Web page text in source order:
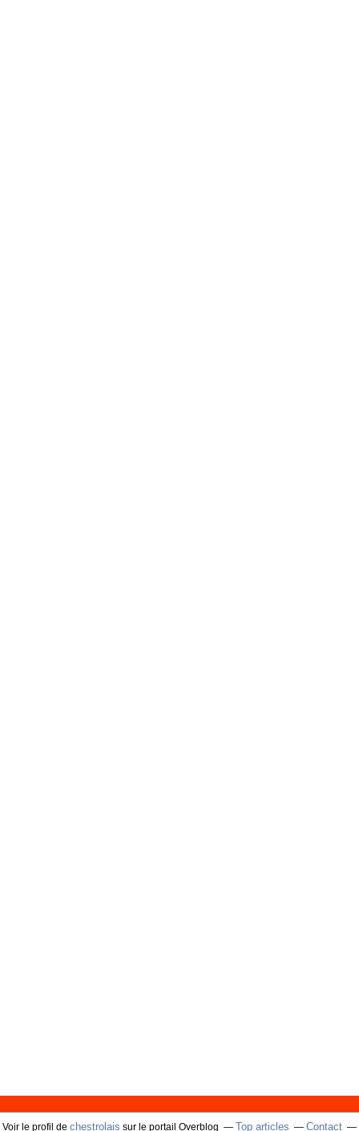
Voir le profil de chestrolais sur le portail Overblog Top articles Contact